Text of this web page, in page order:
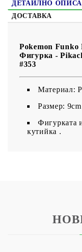
ДЕТАЙЛНО
ДОСТАВКА
Pokemon Funko
Фигурка -
#353
Maтериал:
Размер: 9cm
Фигурката
кутийка .